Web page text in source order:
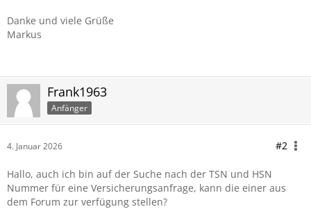
Danke und viele Grüße
Markus
Frank1963
Anfänger
4. Januar 2026 #2
Hallo, auch ich bin auf der Suche nach der TSN und HSN
Nummer für eine Versicherungsanfrage, kann die einer aus
dem Forum zur verfügung stellen?